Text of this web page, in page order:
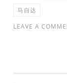
马自达
LEAVE A